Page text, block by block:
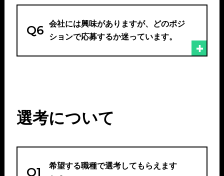
Q6
会社には興味がありますが、どのポジ
ションで応募するか迷っています。
選考について
Q1
希望する職種で選考してもらえます